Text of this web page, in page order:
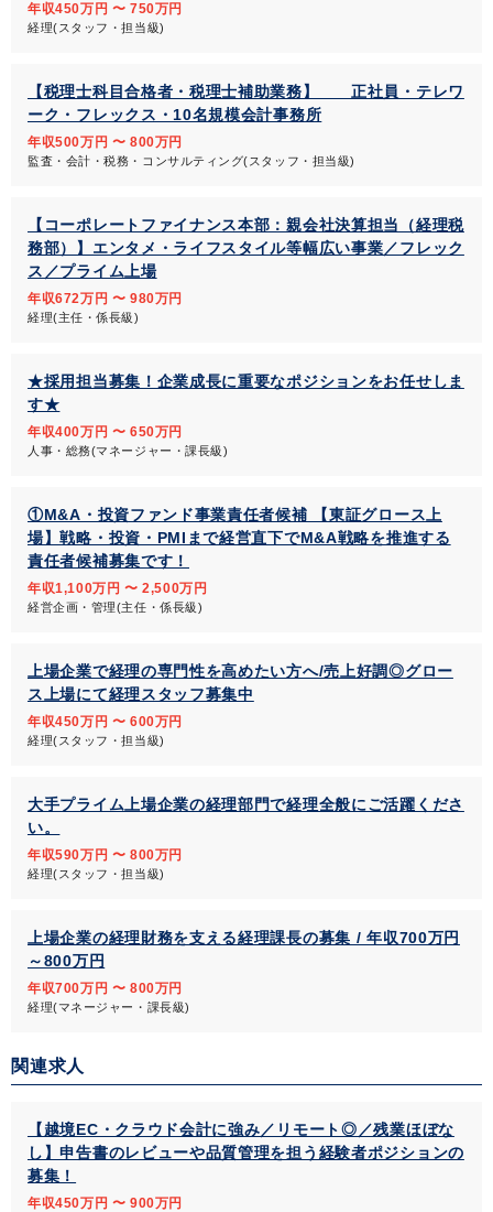
年収450万円 〜 750万円
経理(スタッフ・担当級)
【税理士科目合格者・税理士補助業務】 正社員・テレワ
ーク・フレックス・10名規模会計事務所
年収500万円 〜 800万円
監査・会計・税務・コンサルティング(スタッフ・担当級)
【コーポレートファイナンス本部：親会社決算担当（経理税
務部）】エンタメ・ライフスタイル等幅広い事業／フレック
ス／プライム上場
年収672万円 〜 980万円
経理(主任・係長級)
★採用担当募集！企業成長に重要なポジションをお任せしま
す★
年収400万円 〜 650万円
人事・総務(マネージャー・課長級)
①M&A・投資ファンド事業責任者候補 【東証グロース上
場】戦略・投資・PMIまで経営直下でM&A戦略を推進する
責任者候補募集です！
年収1,100万円 〜 2,500万円
経営企画・管理(主任・係長級)
上場企業で経理の専門性を高めたい方へ/売上好調◎グロー
ス上場にて経理スタッフ募集中
年収450万円 〜 600万円
経理(スタッフ・担当級)
大手プライム上場企業の経理部門で経理全般にご活躍くださ
い。
年収590万円 〜 800万円
経理(スタッフ・担当級)
上場企業の経理財務を支える経理課長の募集 / 年収700万円
～800万円
年収700万円 〜 800万円
経理(マネージャー・課長級)
関連求人
【越境EC・クラウド会計に強み／リモート◎／残業ほぼな
し】申告書のレビューや品質管理を担う経験者ポジションの
募集！
年収450万円 〜 900万円